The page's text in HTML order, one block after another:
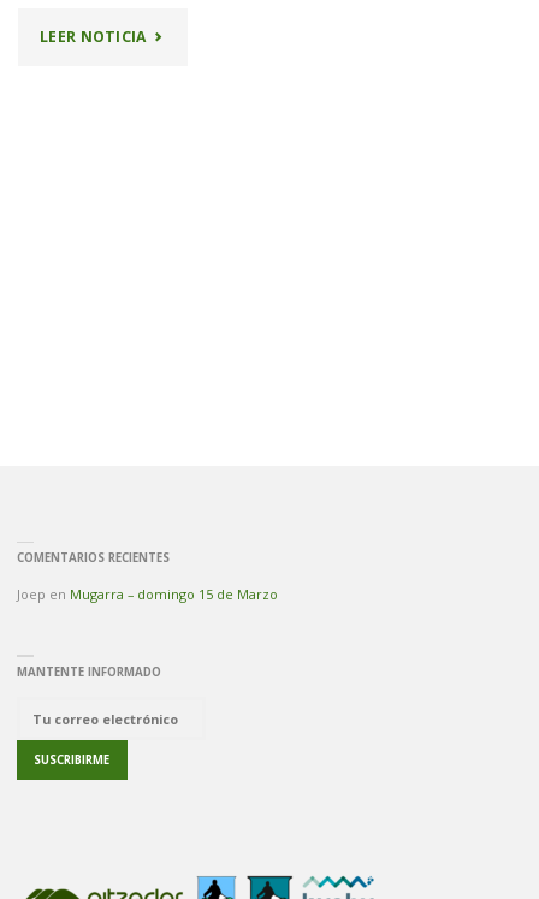
LEER NOTICIA"8
COMENTARIOS RECIENTES
Joep en Mugarra – domingo 15 de Marzo
MANTENTE INFORMADO